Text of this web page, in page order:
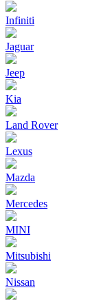
Infiniti
Jaguar
Jeep
Kia
Land Rover
Lexus
Mazda
Mercedes
MINI
Mitsubishi
Nissan